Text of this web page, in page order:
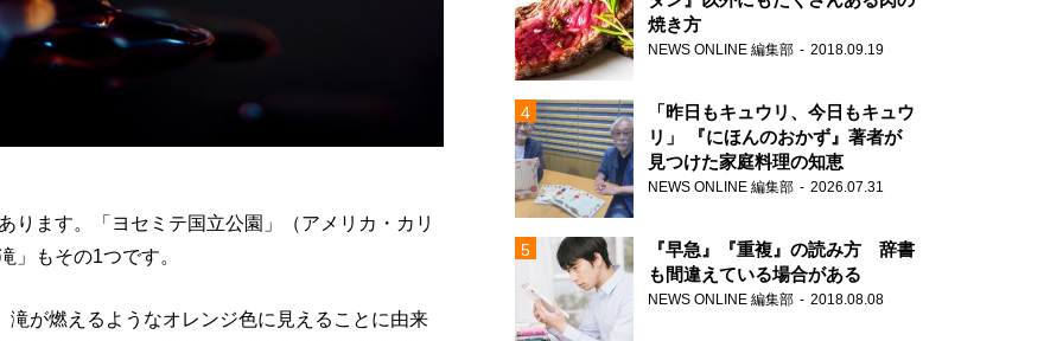
ります。「ヨセミテ国立公園」（アメリカ・カリ
」もその1つです。
が燃えるようなオレンジ色に見えることに由来
焼き方
NEWS ONLINE 編集部 2018.09.19
「昨日もキュウリ、今日もキュウ
リ」 『にほんのおかず』著者が
見つけた家庭料理の知恵
NEWS ONLINE 編集部 2026.07.31
『早急』『重複』の読み方 辞書
も間違えている場合がある
NEWS ONLINE 編集部 2018.08.08